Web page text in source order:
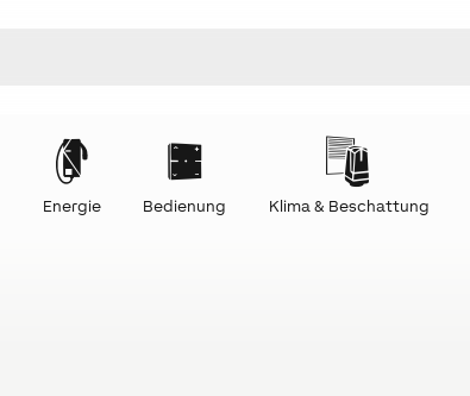
Energie Bedienung Klima & Beschattung